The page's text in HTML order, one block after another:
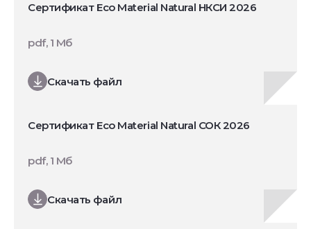
Сертификат Eco Material Natural НКСИ 2026
Скачать файл
pdf, 1 Мб
Сертификат Eco Material Natural СОК 2026
Скачать файл
pdf, 1 Мб